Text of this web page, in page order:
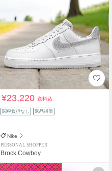
¥23,220送料込
関税負担なし 返品補償
Nike
PERSONAL SHOPPER
Brock Cowboy